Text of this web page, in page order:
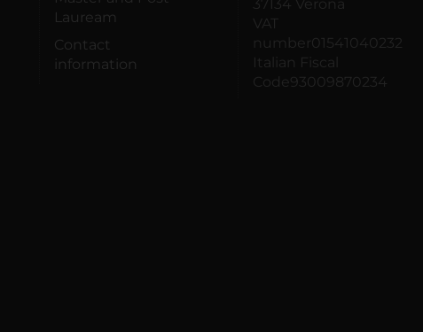
Lauream
Contact
information
37134 Verona
VAT
number01541040232
Italian Fiscal
Code93009870234